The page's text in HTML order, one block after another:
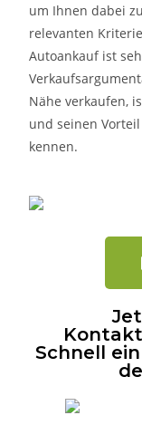
um Ihnen dabei
relevanten
Autoankauf ist
Nähe verkaufen,
und seinen
kennen.
Schnell